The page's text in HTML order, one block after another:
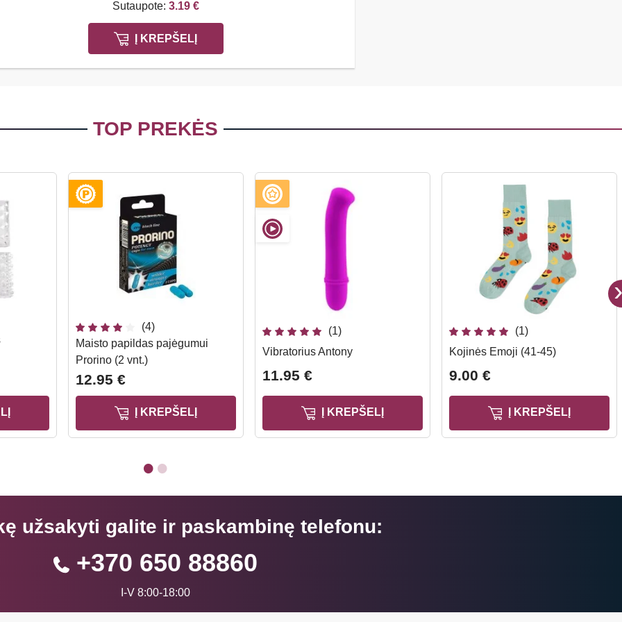
Sutaupote: 3.19 €
Į KREPŠELĮ
TOP PREKĖS
(4)
Maisto papildas pajėgumui
Prorino (2 vnt.)
12.95 €
Į KREPŠELĮ
(1)
Vibratorius Antony
11.95 €
Į KREPŠELĮ
(1)
Kojinės Emoji (41-45)
9.00 €
Į KREPŠELĮ
užsakyti galite ir paskambinę telefonu:
+370 650 88860
I-V 8:00-18:00